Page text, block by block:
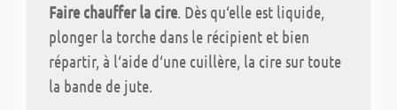
Faire chauffer la cire. Dès qu‘elle est liquide,
plonger la torche dans le récipient et bien
répartir, à l‘aide d‘une cuillère, la cire sur toute
la bande de jute.